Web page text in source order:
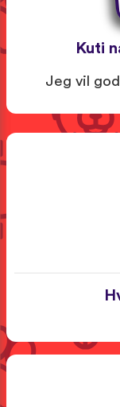
Kuti
Jeg vil